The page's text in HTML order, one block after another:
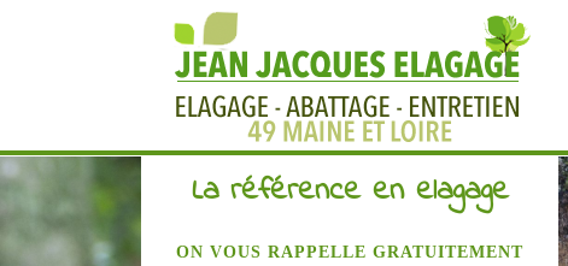
La référence en elagage
ON VOUS RAPPELLE GRATUITEMENT